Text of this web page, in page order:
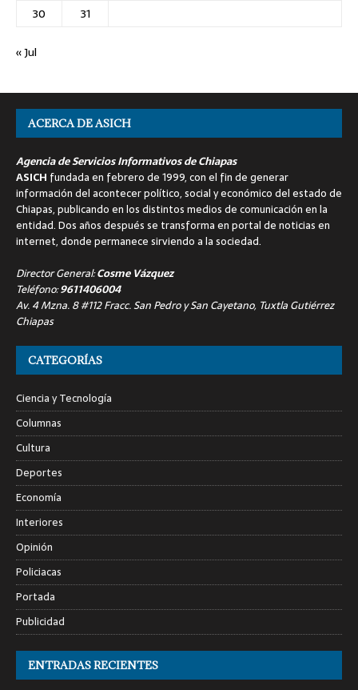
30
31
« Jul
ACERCA DE ASICH
Agencia de Servicios Informativos de Chiapas
ASICH fundada en febrero de 1999, con el fin de generar
información del acontecer político, social y económico del estado de
Chiapas, publicando en los distintos medios de comunicación en la
entidad. Dos años después se transforma en portal de noticias en
internet, donde permanece sirviendo a la sociedad.
Director General:Cosme Vázquez
Teléfono:9611406004
Av. 4 Mzna. 8 #112 Fracc. San Pedro y San Cayetano, Tuxtla Gutiérrez
Chiapas
CATEGORÍAS
Ciencia y Tecnología
Columnas
Cultura
Deportes
Economía
Interiores
Opinión
Policiacas
Portada
Publicidad
ENTRADAS RECIENTES